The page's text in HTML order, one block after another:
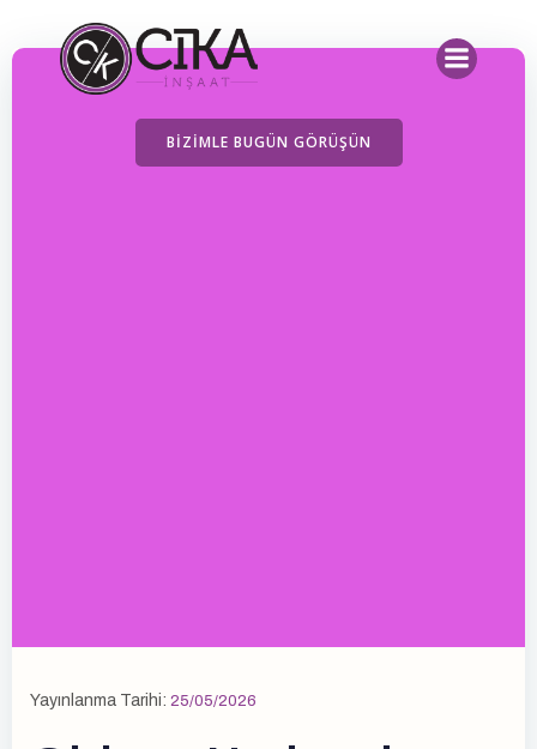
BIZIMLE BUGÜN GÖRÜŞÜN
Yayınlanma Tarihi: 25/05/2026